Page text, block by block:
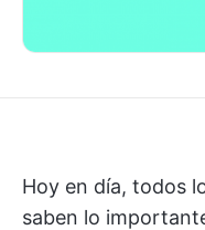
Hoy en día, todos
saben lo